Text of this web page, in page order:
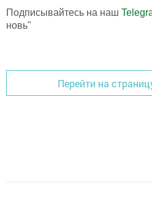
Подписывайтесь на наш
новь"
Перейти на